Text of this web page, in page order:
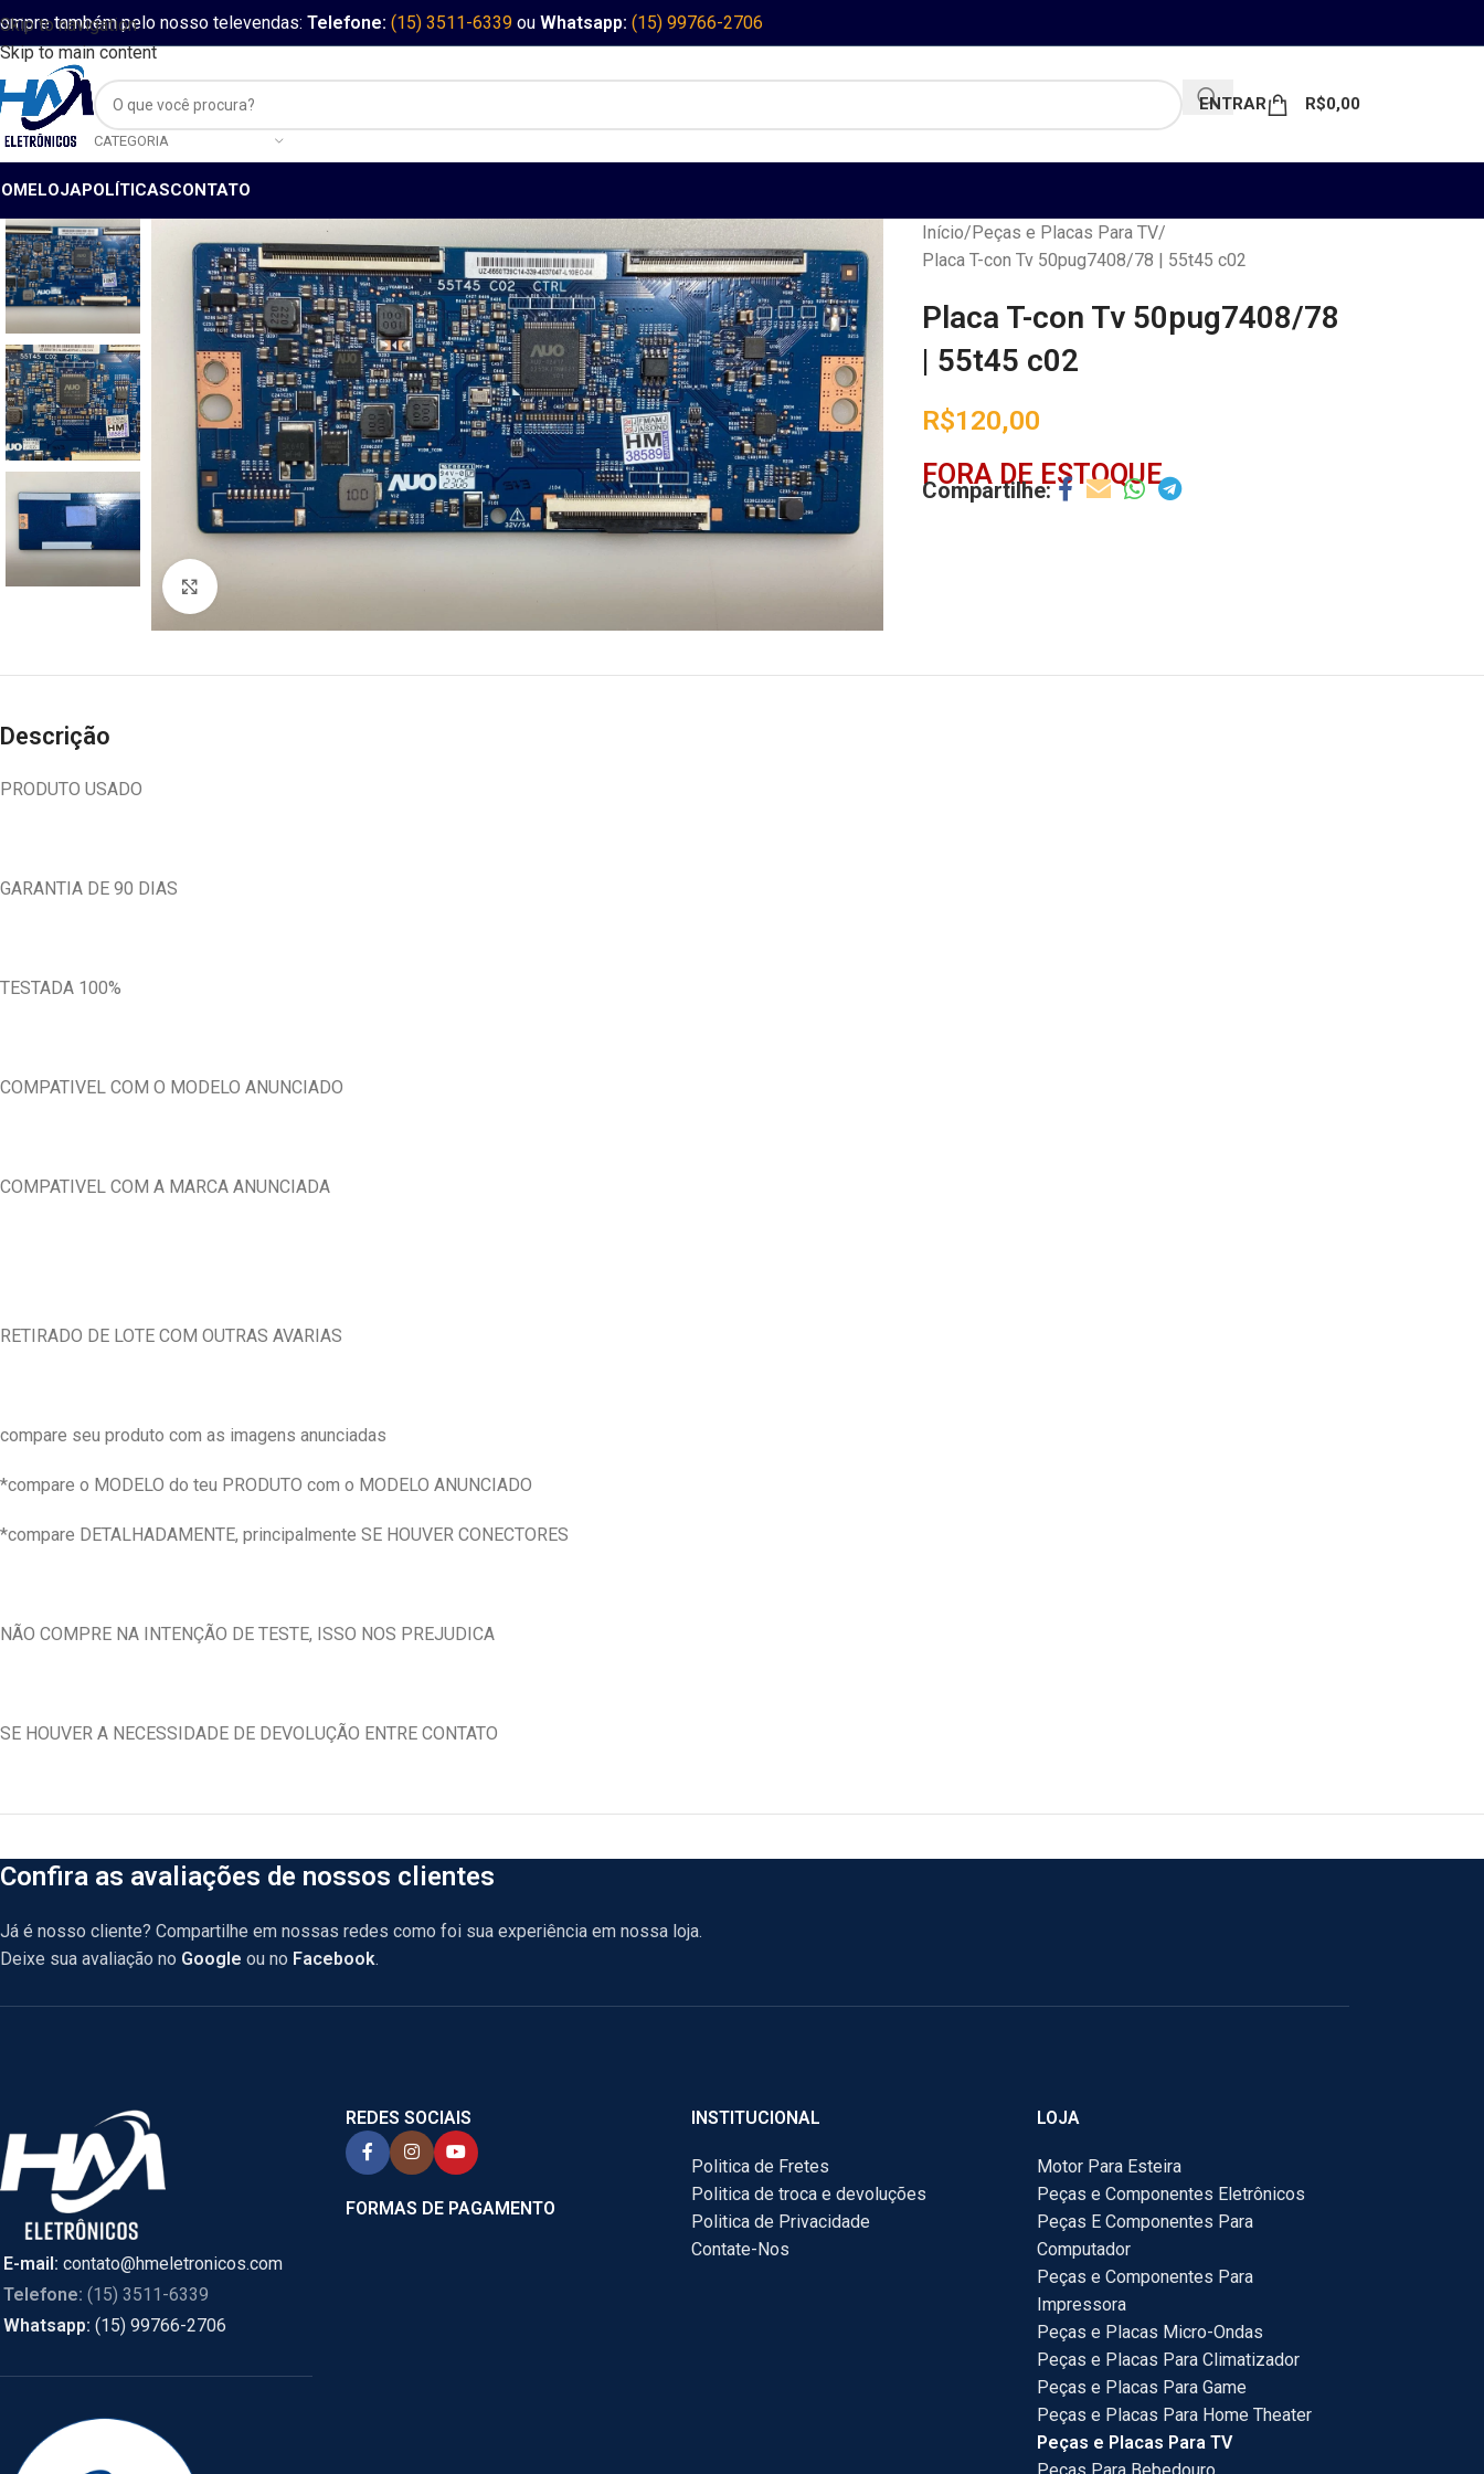
Skip to navigation
Skip to main content
também pelo nosso televendas: Telefone: (15) 3511-6339 ou Whatsapp: (15) 99766-2706
CATEGORIA
ENTRAR R$0,00
LOJAPOLÍTICASCONTATO
Início Peças e Placas Para TV
Placa T-con Tv 50pug7408/78 | 55t45 c02
Placa T-con Tv 50pug7408/78
| 55t45 c02
R$120,00
FORA DE ESTOQUE
Descrição
PRODUTO USADO
GARANTIA DE 90 DIAS
TESTADA 100%
COMPATIVEL COM O MODELO ANUNCIADO
COMPATIVEL COM A MARCA ANUNCIADA
RETIRADO DE LOTE COM OUTRAS AVARIAS
compare seu produto com as imagens anunciadas
*compare o MODELO do teu PRODUTO com o MODELO ANUNCIADO
*compare DETALHADAMENTE, principalmente SE HOUVER CONECTORES
NÃO COMPRE NA INTENÇÃO DE TESTE, ISSO NOS PREJUDICA
SE HOUVER A NECESSIDADE DE DEVOLUÇÃO ENTRE CONTATO
Confira as avaliações de nossos clientes
Já é nosso cliente? Compartilhe em nossas redes como foi sua experiência em nossa loja.
Deixe sua avaliação no Google ou no Facebook.
E-mail: contato@hmeletronicos.com
Telefone: (15) 3511-6339
Whatsapp: (15) 99766-2706
REDES SOCIAIS
FORMAS DE PAGAMENTO
INSTITUCIONAL
Politica de Fretes
Politica de troca e devoluções
Politica de Privacidade
Contate-Nos
LOJA
Motor Para Esteira
Peças e Componentes Eletrônicos
Peças E Componentes Para
Computador
Peças e Componentes Para
Impressora
Peças e Placas Micro-Ondas
Peças e Placas Para Climatizador
Peças e Placas Para Game
Peças e Placas Para Home Theater
Peças e Placas Para TV